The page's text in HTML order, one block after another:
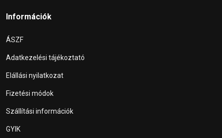
Információk
ÁSZF
Adatkezelési tájékoztató
Elállási nyilatkozat
Fizetési módok
Szállítási információk
GYIK